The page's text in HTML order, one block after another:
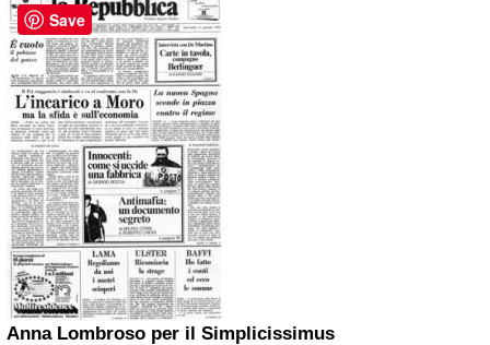
Anna Lombroso per il Simplicissimus
Save